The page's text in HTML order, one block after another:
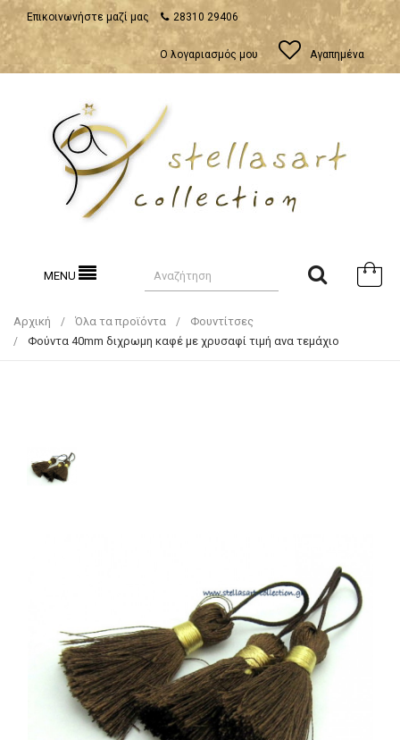
Επικοινωνήστε μαζί μας 28310 29406
Ο λογαριασμός μου Αγαπημένα
MENU
Αρχική Όλα τα προϊόντα
Φουντίτσες
Φούντα 40mm διχρωμη καφέ με χρυσαφί τιμή ανα τεμάχιο